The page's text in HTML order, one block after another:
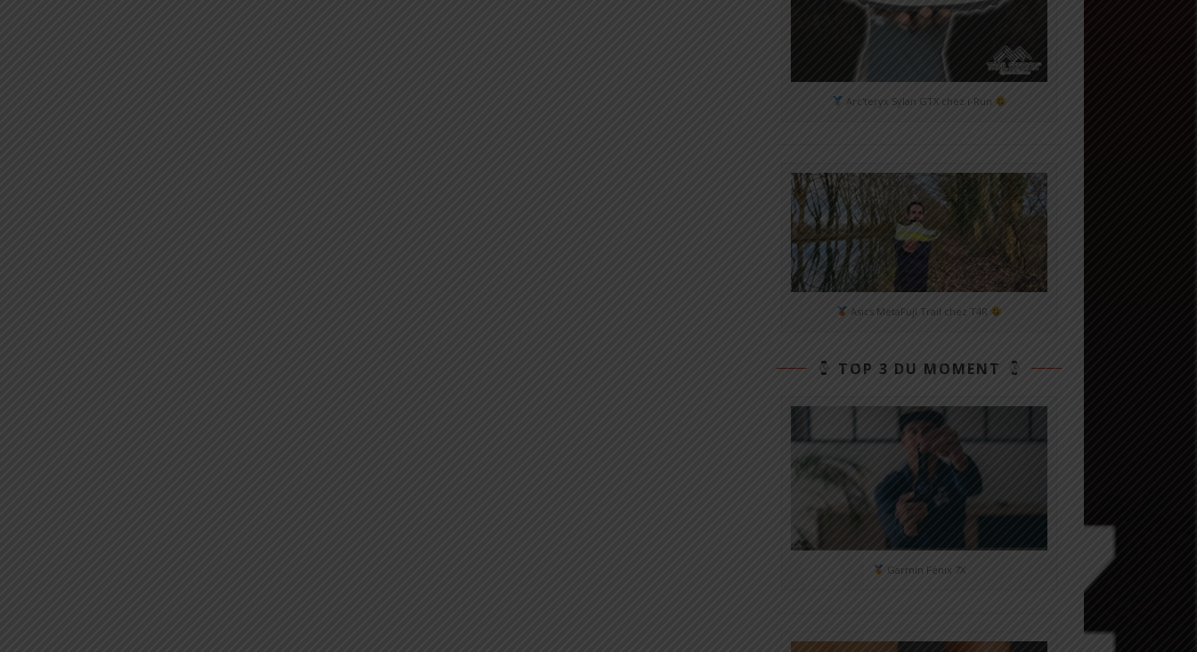
Arc'teryx Sylan GTX chez i-Run
Asics MetaFuji Trail chez T4R
TOP 3 DU MOMENT
Garmin Fénix 7X